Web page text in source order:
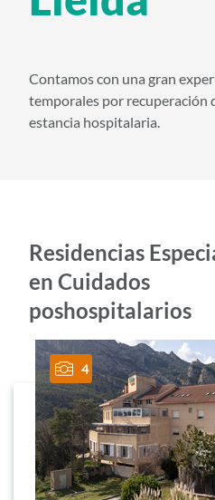
a
Contamos con una gran
temporales por recuperación
estancia hospitalaria.
Residencias
en Cuidados
poshospitalarios
4